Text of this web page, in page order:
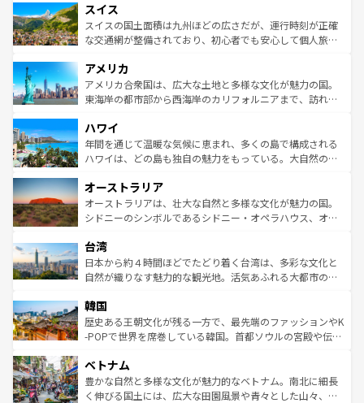
れる地方に足を運ぶとそれぞれで全く異なる文化を体験で
きるだろう。 なお、新着のフランス情報はコンテンツ一覧
を参照してほしい。
は、お酒好きな人にはぜひ体験してほしい。 なお、新着の
ドイツ情報はコンテンツ一覧を参照してほしい。
リアごとに異なる魅力がある。また、優雅なアフタヌーン
ティー、ビール好きにはたまらない英国パブ、サッカー観
戦など、本場だからこそできる体験も豊富。イギリスを旅
ンツ一覧を参照してほしい。
スイス
スイスの国土面積は九州ほどの広さだが、運行時刻が正確
な交通網が整備されており、初心者でも安心して個人旅行
の建物がそのまま残る町や、スイスならではのユニークな
博物館もあり、アルプス観光だけでなく町歩きも満喫する
ことができる。国民の所得が高いため物価も高いが、旅行
ば市内交通費無料で観光を楽しむこともできる。 なお、新
着のスイス情報はコンテンツ一覧 を参照してほしい。
アメリカ
アメリカ合衆国は、広大な土地と多様な文化が魅力の国。
東海岸の都市部から西海岸のカリフォルニアまで、訪れる
のような巨大都市は、観光、ショッピング、エンターテイ
ンメントが詰まった刺激的なスポットだ。一方、アメリカ
西部には大自然が広がり、グランドキャニオンやイエロー
部のニューオーリンズでは、音楽と美食が融合した独特の
文化が魅力。旅行者はアメリカの各地域で異なる魅力を楽
しみながら、その多様性と豊かな歴史を感じることができ
ならではの贅沢な旅のスタイルだ。 なお、新着のアメリカ
情報はコンテンツ一覧を参照してほしい。
ハワイ
年間を通じて温暖な気候に恵まれ、多くの島で構成される
ハワイは、どの島も独自の魅力をもっている。大自然の神
ワイ島は見逃せない。また、定番の観光地といえばオアフ
島だが、静かな自然を求めるならマウイ島やカウアイ島が
おすすめ。エメラルドグリーンに輝く海をはじめ、豊かな
れるおもてなしの心で訪れる人々を迎えてくれるハワイの
人々、おいしいローカルフードやハワイアンミュージッ
ク、伝統的なフラダンスなど、すべてがハワイの魅力を彩
ワイを、存分に味わってほしい。 なお、新着のハワイ情報
はコンテンツ一覧を参照してほしい。
オーストラリア
オーストラリアは、壮大な自然と多様な文化が魅力の国。
シドニーのシンボルであるシドニー・オペラハウス、オー
リアリーフや大陸中央部にそびえるウルル（エアーズロッ
ク）、タスマニアの美しい原生林やケアンズの熱帯雨林な
ど、見どころがたくさん。また、カフェやワイン、オージ
いる。アクティビティも充実しており、サーフィンやダイ
ビング、ハイキングなど、アウトドア好きにはたまらな
い。オーストラリアの多彩な魅力を存分に味わいつくそ
参照してほしい。
台湾
日本から約４時間ほどでたどり着く台湾は、多彩な文化と
自然が織りなす魅力的な観光地。活気あふれる大都市の台
ン）、静ひつな山岳地帯である台湾東部など、都市の喧騒
と山間の静けさが共存しており、訪れる人に新しい発見と
驚きをもたらしてくれる。また、奥深い台湾の食文化も魅
容にもいいと評判のスイーツなど、バラエティ豊かな料理
が味わえる。 なお、新着の台湾情報は コンテンツ一覧を参
照してほしい。
韓国
歴史ある王朝文化が残る一方で、最先端のファッションやK
-POPで世界を席巻している韓国。首都ソウルの宮殿や伝統
き、地方に足を延ばせば四季折々の自然美を楽しむことが
できる。そして、キムチや焼肉、絶品のストリートフード
まで、さまざまな韓国料理が待っている。夜には、韓国な
ベトナム
豊かな自然と多様な文化が魅力的なベトナム。南北に細長
く伸びる国土には、広大な田園風景や青々とした山々、世